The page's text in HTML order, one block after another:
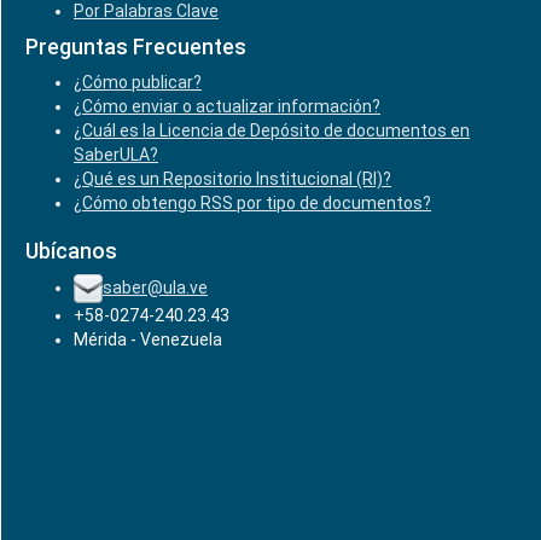
Por Palabras Clave
Preguntas Frecuentes
¿Cómo publicar?
¿Cómo enviar o actualizar información?
¿Cuál es la Licencia de Depósito de documentos en
SaberULA?
¿Qué es un Repositorio Institucional (RI)?
¿Cómo obtengo RSS por tipo de documentos?
Ubícanos
saber@ula.ve
+58-0274-240.23.43
Mérida - Venezuela